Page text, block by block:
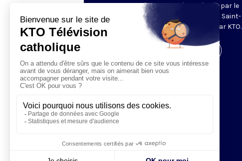
de Rome. La prière de l’Angélus, récitée par le
Pape, est précédée d’une allocution du Saint-
Père. Retransmis et traduit en direct par KTO.
Visiter la page de l'émission